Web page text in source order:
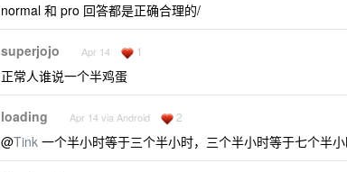
normal 和 pro 回答都是正确合理的/
superjojo Apr 14 1
正常人谁说一个半鸡蛋
loading Apr 14 via Android 2
@Tink 一个半小时等于三个半小时，三个半小时等于七个半